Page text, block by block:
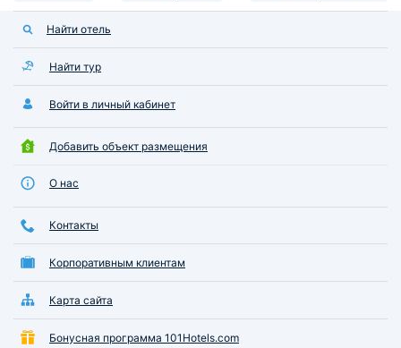
Найти отель
Найти тур
Войти в личный кабинет
Добавить объект размещения
О нас
Контакты
Корпоративным клиентам
Карта сайта
Бонусная программа 101Hotels.com